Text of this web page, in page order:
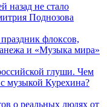
назад не стало
Поднозова
флоксов,
и «Музыка мира»
глуши. Чем
музыкой Курехина?
о реальных людях от